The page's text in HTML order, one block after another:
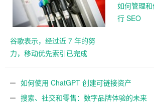
谷歌表示，经过近 7 年的努
力，移动优先索引已完成
如何管理
行 SEO
如何使用 ChatGPT 创建可链接资产
搜索、社交和零售：数字品牌体验的未来